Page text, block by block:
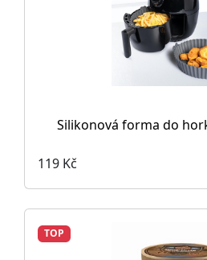
Silikonová forma do
119 Kč
TOP